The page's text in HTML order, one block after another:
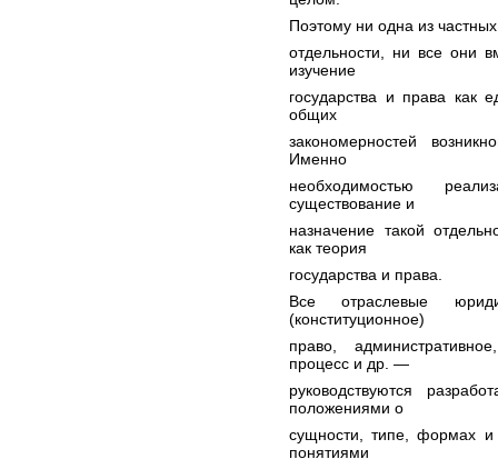
Поэтому ни одна из
отдельности, ни все они
изучение
государства и права как
общих
закономерностей
Именно
необходимостью
существование и
назначение такой
как теория
государства и права.
Все отраслевые
(конституционное)
право,
процесс и др. —
руководствуются
положениями о
сущности, типе, формах
понятиями